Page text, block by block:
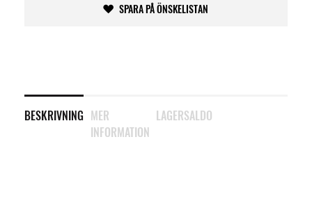
SPARA PÅ ÖNSKELISTAN
BESKRIVNING MER
INFORMATION
LAGERSALDO